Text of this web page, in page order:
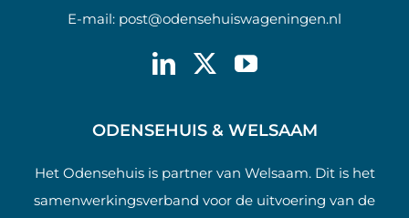
E-mail: post@odensehuiswageningen.nl
ODENSEHUIS & WELSAAM
Het Odensehuis is partner van Welsaam. Dit is het
samenwerkingsverband voor de uitvoering van de